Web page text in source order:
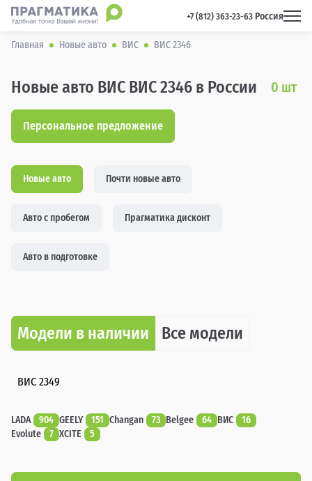
+7 (812) 363-23-63 Россия
Главная Новые авто ВИС ВИС 2346
Новые авто ВИС ВИС 2346 в России 0 шт
Персональное предложение
Новые авто Почти новые авто
Авто с пробегом Прагматика дисконт
Авто в подготовке
Модели в наличии Все модели
ВИС 2349
LADA 904 GEELY 151 Changan 73 Belgee 64 ВИС
16
Evolute
7 XCITE 5